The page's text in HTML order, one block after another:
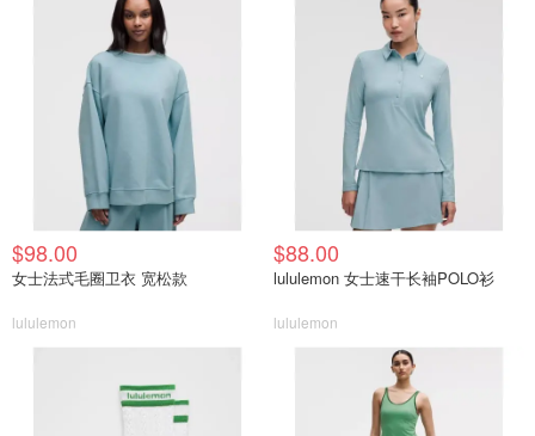
$98.00
女士法式毛圈卫衣 宽松款
lululemon
$88.00
lululemon 女士速干长袖POLO衫
lululemon